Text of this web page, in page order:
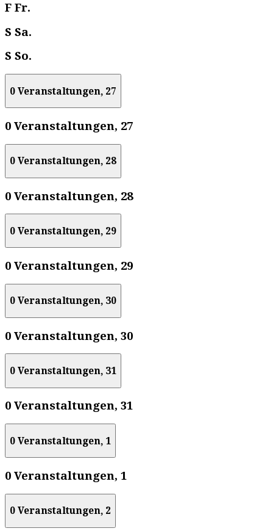
F Fr.
S Sa.
S So.
0 Veranstaltungen, 27
0 Veranstaltungen, 27
0 Veranstaltungen, 28
0 Veranstaltungen, 28
0 Veranstaltungen, 29
0 Veranstaltungen, 29
0 Veranstaltungen, 30
0 Veranstaltungen, 30
0 Veranstaltungen, 31
0 Veranstaltungen, 31
0 Veranstaltungen, 1
0 Veranstaltungen, 1
0 Veranstaltungen, 2